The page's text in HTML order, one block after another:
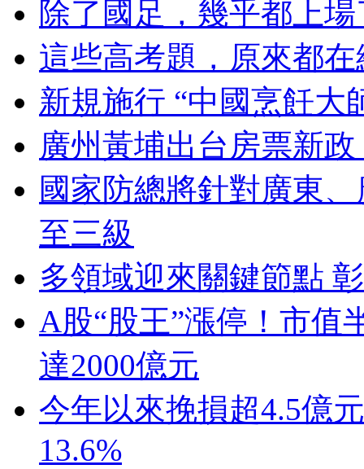
除了國足，幾乎都上場
這些高考題，原來都
新規施行 “中國烹飪大
廣州黃埔出台房票新
國家防總將針對廣東
至三級
多領域迎來關鍵節點
A股“股王”漲停！市值
達2000億元
今年以來挽損超4.5億
13.6%